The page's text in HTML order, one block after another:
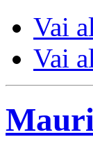
Vai
Vai